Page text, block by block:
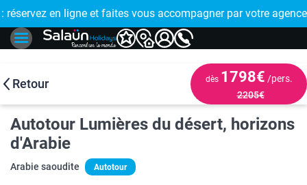
en ligne et faites vous accompagner par votre agence
🤩 PAIEMENT
Retour dès 1798€ /pers.
2205€
Autotour Lumières du désert, horizons
d'Arabie
Arabie saoudite Autotour